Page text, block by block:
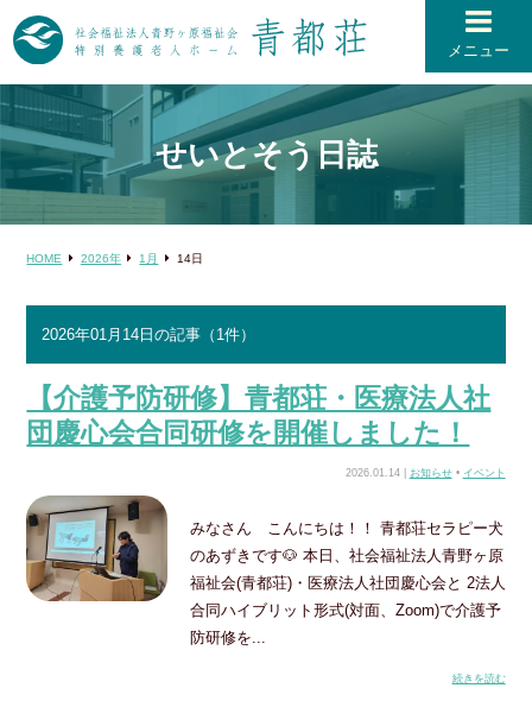
メニュー
せいとそう日誌
HOME 2026年 1月 14日
2026年01月14日の記事（1件）
【介護予防研修】青都荘・医療法人社
団慶心会合同研修を開催しました！
2026.01.14 | お知らせ• イベント
みなさん こんにちは！！ 青都荘セラピー犬
のあずきです🐶 本日、社会福祉法人青野ヶ原
福祉会(青都荘)・医療法人社団慶心会と 2法人
合同ハイブリット形式(対面、Zoom)で介護予
防研修を...
続きを読む